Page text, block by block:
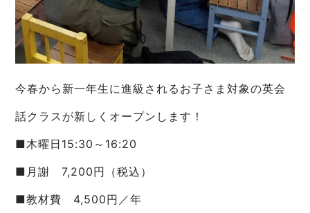
今春から新一年生に進級されるお子さま対象の英会
話クラスが新しくオープンします！
■木曜日15:30～16:20
■月謝 7,200円（税込）
■教材費 4,500円／年